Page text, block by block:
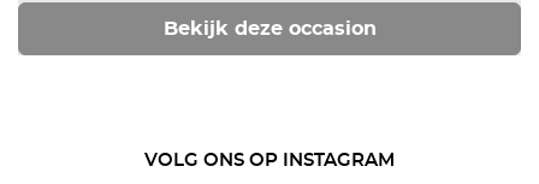
Bekijk deze occasion
VOLG ONS OP INSTAGRAM